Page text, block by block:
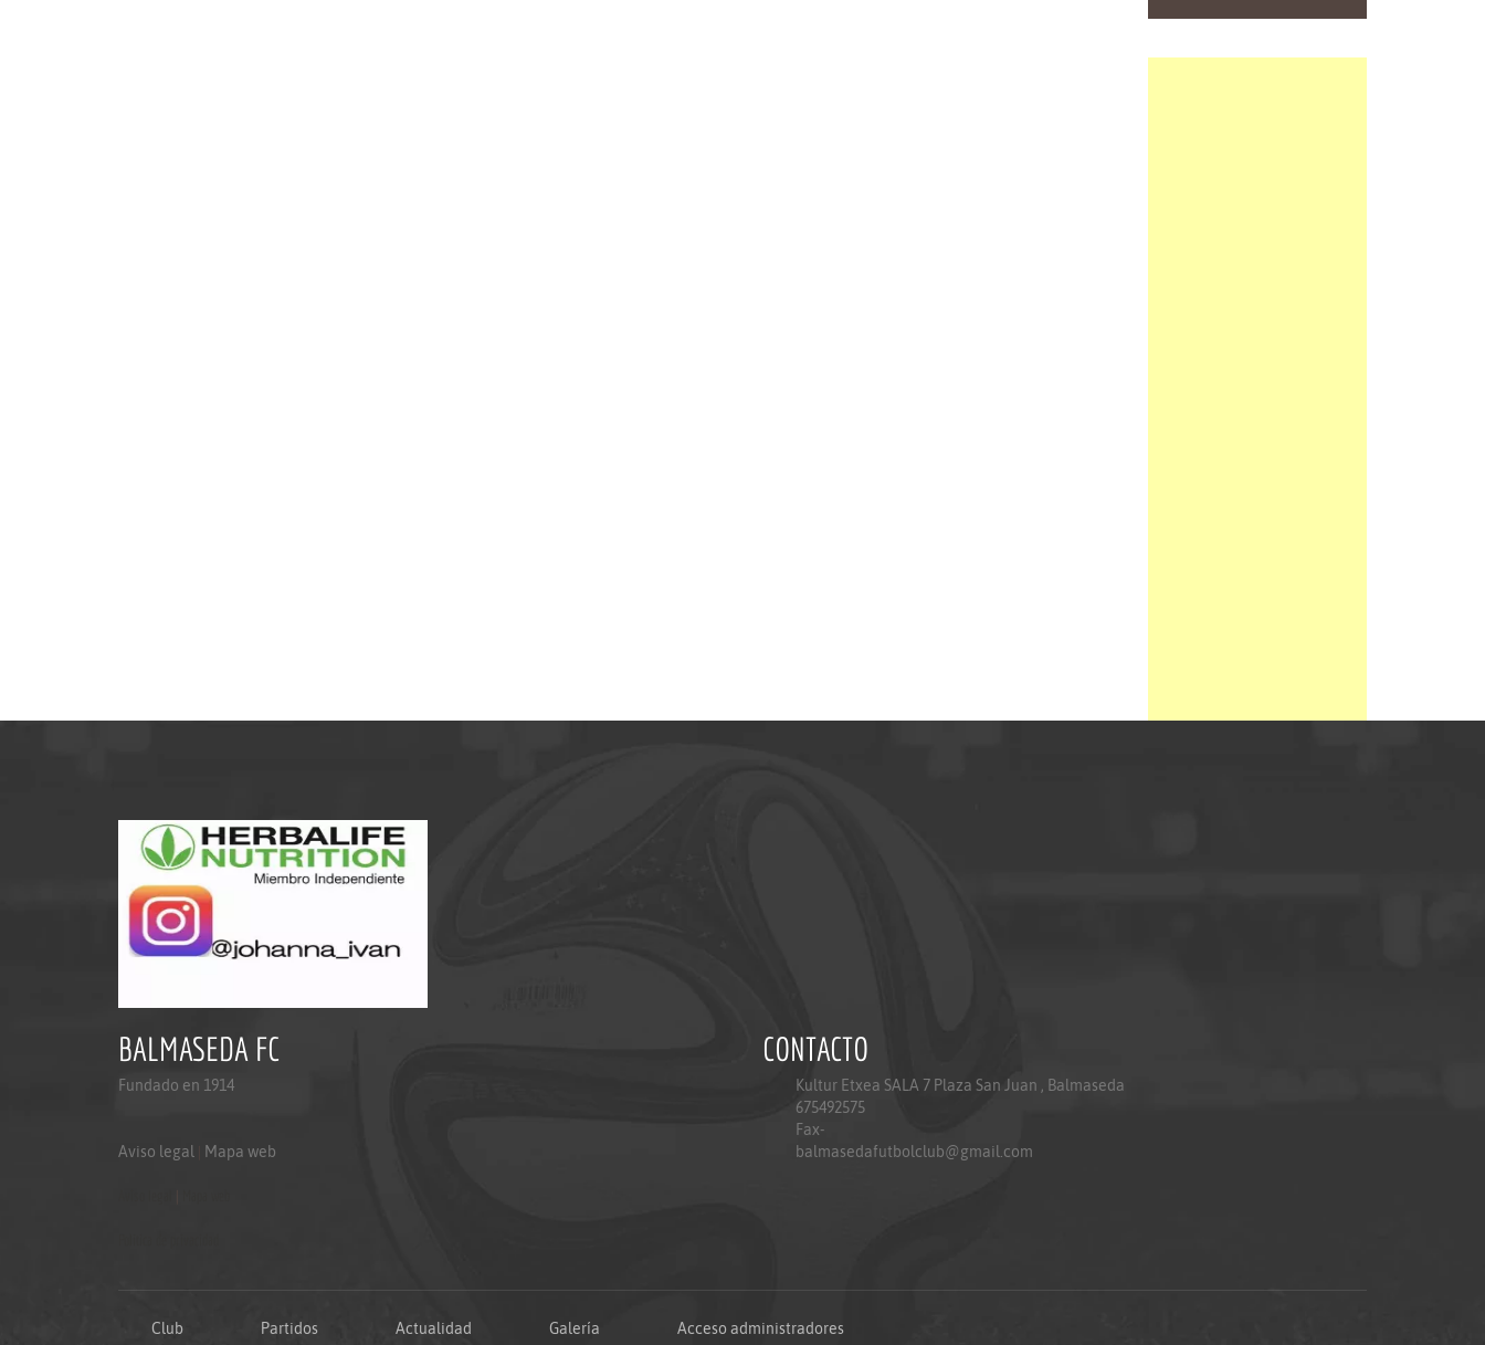
BALMASEDA FC
Fundado en 1914
Aviso legal Mapa web
CONTACTO
Kultur Etxea SALA 7 Plaza San Juan , Balmaseda
675492575
Fax-
balmasedafutbolclub@gmail.com
Club Partidos Actualidad Galería Acceso administradores